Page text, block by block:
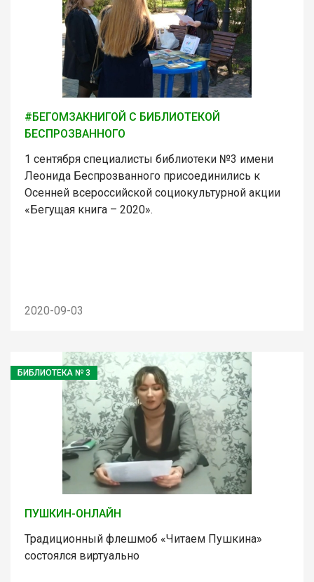
#БЕГОМЗАКНИГОЙ С БИБЛИОТЕКОЙ
БЕСПРОЗВАННОГО
1 сентября специалисты библиотеки №3 имени
Леонида Беспрозванного присоединились к
Осенней всероссийской социокультурной акции
«Бегущая книга – 2020».
2020-09-03
БИБЛИОТЕКА № 3
ПУШКИН-ОНЛАЙН
Традиционный флешмоб «Читаем Пушкина»
состоялся виртуально